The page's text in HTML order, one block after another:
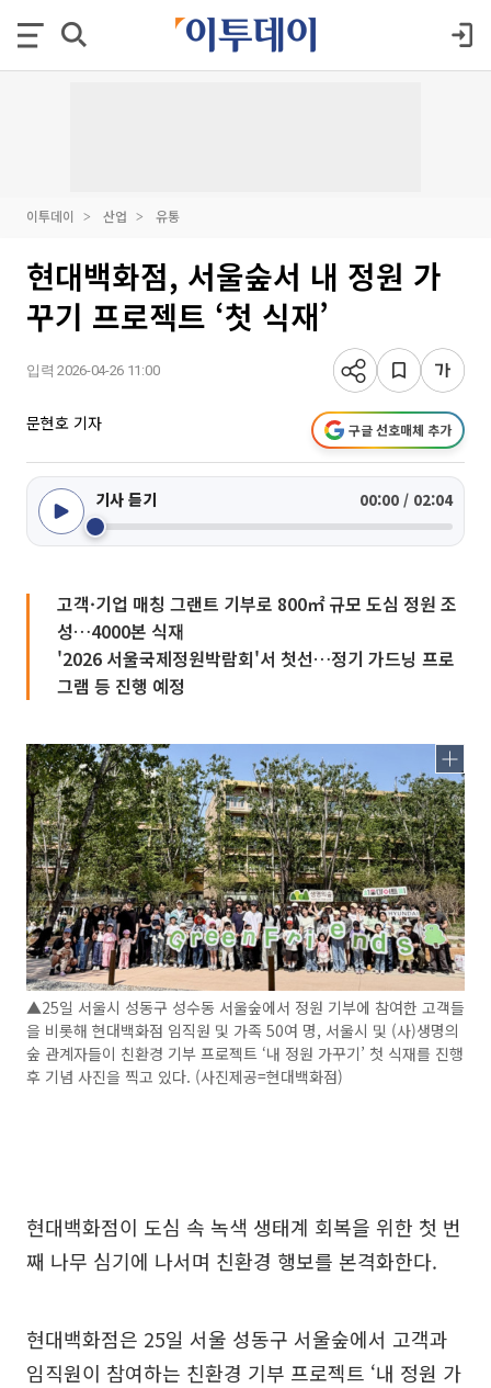
이투데이 산업 유통
현대백화점, 서울숲서 내 정원 가
꾸기 프로젝트 ‘첫 식재’
입력 2026-04-26 11:00
문현호 기자 구글 선호매체 추가
기사 듣기 00:00 / 02:04
고객·기업 매칭 그랜트 기부로 800㎡ 규모 도심 정원 조
성…4000본 식재
'2026 서울국제정원박람회'서 첫선…정기 가드닝 프로
그램 등 진행 예정
▲25일 서울시 성동구 성수동 서울숲에서 정원 기부에 참여한 고객들
을 비롯해 현대백화점 임직원 및 가족 50여 명, 서울시 및 (사)생명의
숲 관계자들이 친환경 기부 프로젝트 ‘내 정원 가꾸기’ 첫 식재를 진행
후 기념 사진을 찍고 있다. (사진제공=현대백화점)
현대백화점이 도심 속 녹색 생태계 회복을 위한 첫 번
째 나무 심기에 나서며 친환경 행보를 본격화한다.
현대백화점은 25일 서울 성동구 서울숲에서 고객과
임직원이 참여하는 친환경 기부 프로젝트 ‘내 정원 가